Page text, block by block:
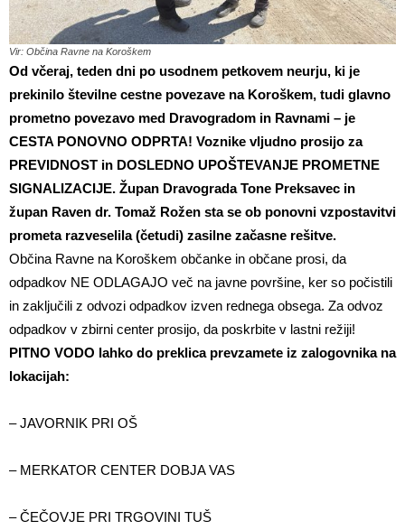
Vir: Občina Ravne na Koroškem
Od včeraj, teden dni po usodnem petkovem neurju, ki je
prekinilo številne cestne povezave na Koroškem, tudi glavno
prometno povezavo med Dravogradom in Ravnami – je
CESTA PONOVNO ODPRTA! Voznike vljudno prosijo za
PREVIDNOST in DOSLEDNO UPOŠTEVANJE PROMETNE
SIGNALIZACIJE. Župan Dravograda Tone Preksavec in
župan Raven dr. Tomaž Rožen sta se ob ponovni vzpostavitvi
prometa razveselila (četudi) zasilne začasne rešitve.
Občina Ravne na Koroškem občanke in občane prosi, da
odpadkov NE ODLAGAJO več na javne površine, ker so počistili
in zaključili z odvozi odpadkov izven rednega obsega. Za odvoz
odpadkov v zbirni center prosijo, da poskrbite v lastni režiji!
PITNO VODO lahko do preklica prevzamete iz zalogovnika na
lokacijah:
– JAVORNIK PRI OŠ
– MERKATOR CENTER DOBJA VAS
– ČEČOVJE PRI TRGOVINI TUŠ